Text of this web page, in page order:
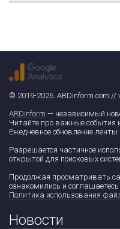
© 2019-2026. ARDinform.com //
ARDinform — независимый
Читайте про важные события
Ежедневное обновление ленты
Разрешается частичное
открытой для поисковых
Продолжая просматривать
ознакомились и
Политика использования
Новости